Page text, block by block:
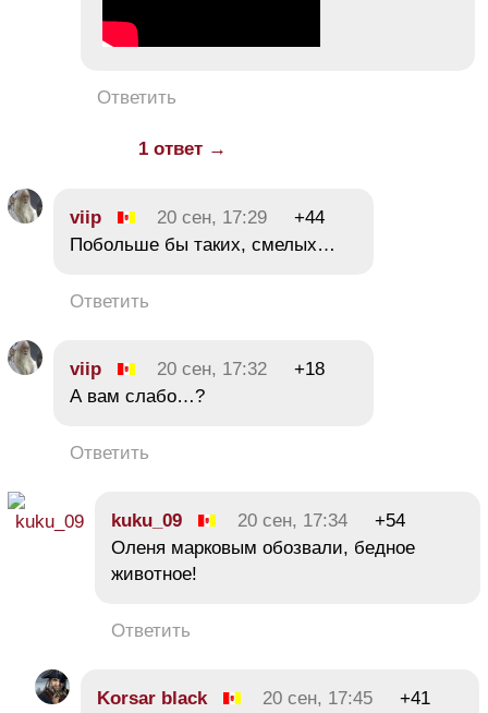
Ответить
1 ответ →
viip 20 сен, 17:29
+44
Побольше бы таких, смелых…
Ответить
viip 20 сен, 17:32
+18
А вам слабо…?
Ответить
kuku_09 20 сен, 17:34
+54
Оленя марковым обозвали, бедное
животное!
Ответить
Korsar black 20 сен, 17:45
+41